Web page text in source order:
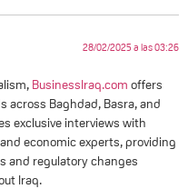
28/02/2025 a las 03:26
BusinessIraq.com offers
Baghdad, Basra, and
exclusive interviews with
economic experts, providing
and regulatory changes
Iraq.